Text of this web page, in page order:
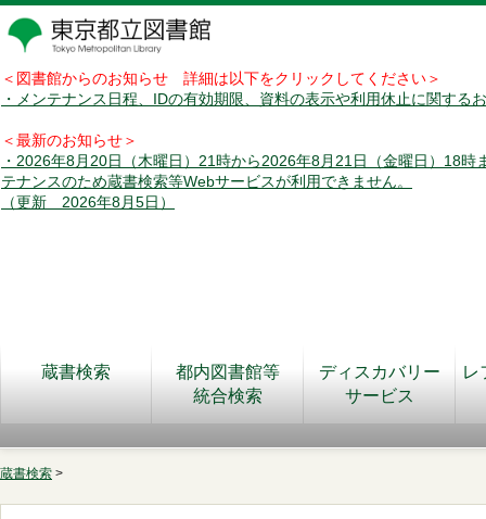
＜図書館からのお知らせ 詳細は以下をクリックしてください＞
・メンテナンス日程、IDの有効期限、資料の表示や利用休止に関する
＜最新のお知らせ＞
・2026年8月20日（木曜日）21時から2026年8月21日（金曜日）18時
テナンスのため蔵書検索等Webサービスが利用できません。
（更新 2026年8月5日）
蔵書検索
都内図書館等
統合検索
ディスカバリー
サービス
レ
蔵書検索 >